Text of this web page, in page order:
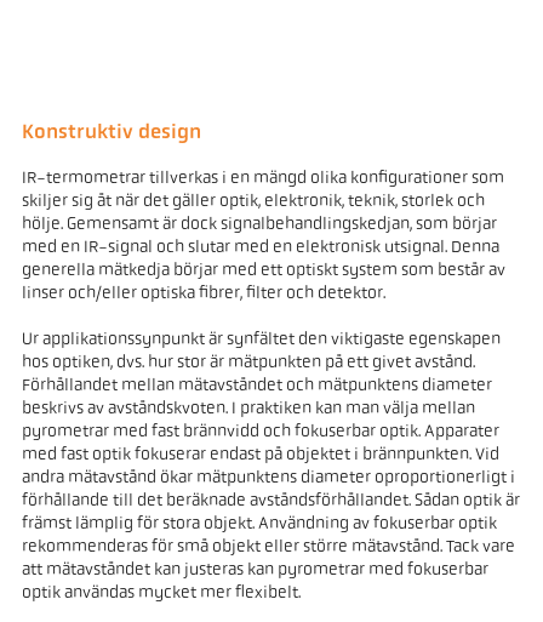
Konstruktiv design
IR-termometrar tillverkas i en mängd olika konfigurationer som
skiljer sig åt när det gäller optik, elektronik, teknik, storlek och
hölje. Gemensamt är dock signalbehandlingskedjan, som börjar
med en IR-signal och slutar med en elektronisk utsignal. Denna
generella mätkedja börjar med ett optiskt system som består av
linser och/eller optiska fibrer, filter och detektor.
Ur applikationssynpunkt är synfältet den viktigaste egenskapen
hos optiken, dvs. hur stor är mätpunkten på ett givet avstånd.
Förhållandet mellan mätavståndet och mätpunktens diameter
beskrivs av avståndskvoten. I praktiken kan man välja mellan
pyrometrar med fast brännvidd och fokuserbar optik. Apparater
med fast optik fokuserar endast på objektet i brännpunkten. Vid
andra mätavstånd ökar mätpunktens diameter oproportionerligt i
förhållande till det beräknade avståndsförhållandet. Sådan optik är
främst lämplig för stora objekt. Användning av fokuserbar optik
rekommenderas för små objekt eller större mätavstånd. Tack vare
att mätavståndet kan justeras kan pyrometrar med fokuserbar
optik användas mycket mer flexibelt.